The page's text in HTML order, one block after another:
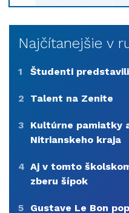
Najčítanejšie v
1 Študenti
2 Talent na Zenite
3
Kultúrne pamiatky
Nitrianskeho kraja
4 Aj v tomto
zberu šípok
5 Gustave Le Bon